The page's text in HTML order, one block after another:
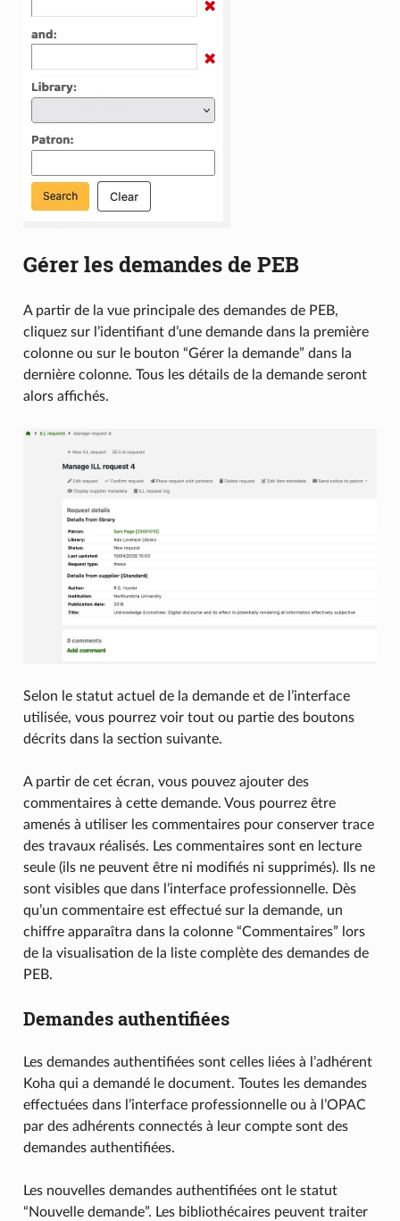
Gérer les demandes de PEB
A partir de la vue principale des demandes de PEB,
cliquez sur l’identifiant d’une demande dans la première
colonne ou sur le bouton “Gérer la demande” dans la
dernière colonne. Tous les détails de la demande seront
alors affichés.
Selon le statut actuel de la demande et de l’interface
utilisée, vous pourrez voir tout ou partie des boutons
décrits dans la section suivante.
A partir de cet écran, vous pouvez ajouter des
commentaires à cette demande. Vous pourrez être
amenés à utiliser les commentaires pour conserver trace
des travaux réalisés. Les commentaires sont en lecture
seule (ils ne peuvent être ni modifiés ni supprimés). Ils ne
sont visibles que dans l’interface professionnelle. Dès
qu’un commentaire est effectué sur la demande, un
chiffre apparaîtra dans la colonne “Commentaires” lors
de la visualisation de la liste complète des demandes de
PEB.
Demandes authentifiées
Les demandes authentifiées sont celles liées à l’adhérent
Koha qui a demandé le document. Toutes les demandes
effectuées dans l’interface professionnelle ou à l’OPAC
par des adhérents connectés à leur compte sont des
demandes authentifiées.
Les nouvelles demandes authentifiées ont le statut
“Nouvelle demande”. Les bibliothécaires peuvent traiter